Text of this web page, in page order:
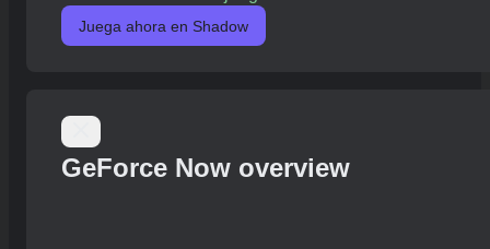
Juega ahora en Shadow
GeForce Now overview